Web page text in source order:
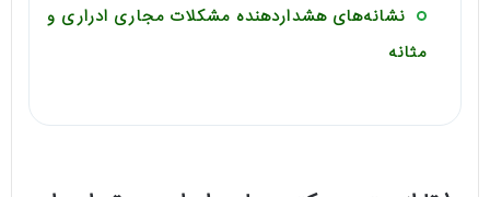
نشانه‌های هشداردهنده مشکلات مجاری ادراری و
مثانه